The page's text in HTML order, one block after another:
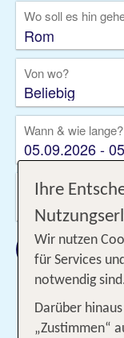
Kreuzfahrten
Privattransfer
Wo soll es hin
Von wo?
Beliebig
Wann & wie lange?
05.09.2026 -
Wer reist mit?
2 Erwachsene
Filter
Ihre
Wir nutzen
für Services
notwendig
Darüber
„Zustimmen“